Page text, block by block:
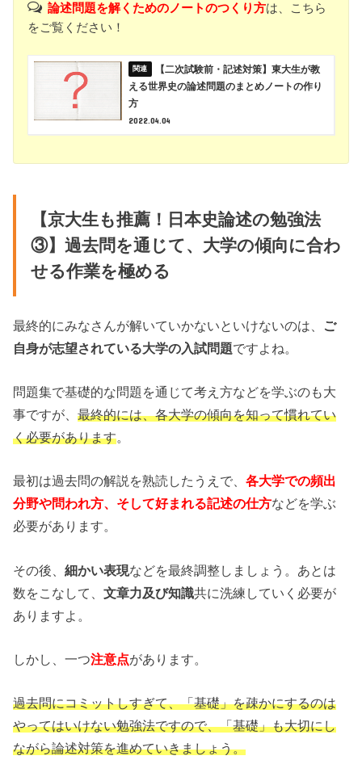
論述問題を解くためのノートのつくり方は、こちら
をご覧ください！
【二次試験前・記述対策】東大生が教
える世界史の論述問題のまとめノートの作り
方
2022.04.04
【京大生も推薦！日本史論述の勉強法
③】過去問を通じて、大学の傾向に合わ
せる作業を極める
最終的にみなさんが解いていかないといけないのは、 ご
自身が志望されている大学の入試問題ですよね。
問題集で基礎的な問題を通じて考え方などを学ぶのも大
事ですが、最終的には、各大学の傾向を知って慣れてい
く必要があります。
最初は過去問の解説を熟読したうえで、各大学での頻出
分野や問われ方、そして好まれる記述の仕方などを学ぶ
必要があります。
その後、細かい表現などを最終調整しましょう。あとは
数をこなして、文章力及び知識共に洗練していく必要が
ありますよ。
しかし、一つ注意点があります。
過去問にコミットしすぎて、「基礎」を疎かにするのは
やってはいけない勉強法ですので、「基礎」も大切にし
ながら論述対策を進めていきましょう。